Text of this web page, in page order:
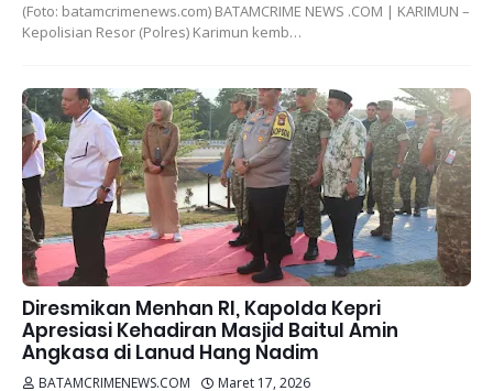
(Foto: batamcrimenews.com) BATAMCRIME NEWS .COM | KARIMUN –
Kepolisian Resor (Polres) Karimun kemb…
Diresmikan Menhan RI, Kapolda Kepri
Apresiasi Kehadiran Masjid Baitul Amin
Angkasa di Lanud Hang Nadim
BATAMCRIMENEWS.COM Maret 17, 2026